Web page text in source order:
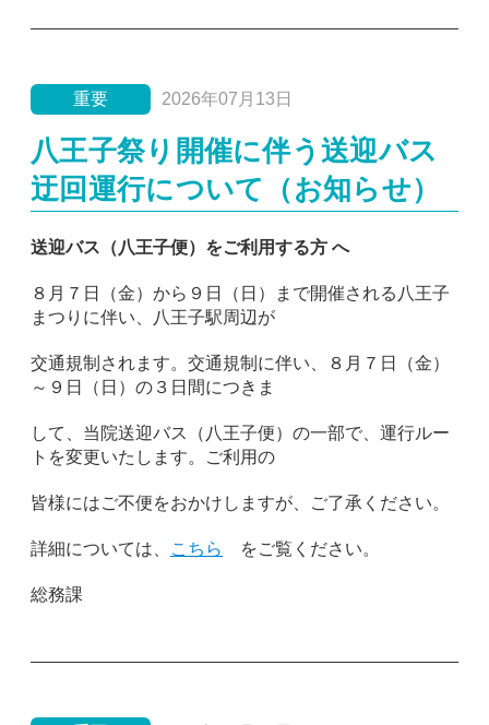
重要 2026年07月13日
八王子祭り開催に伴う送迎バス
迂回運行について（お知らせ）
送迎バス（八王子便）をご利用する方 へ
８月７日（金）から９日（日）まで開催される八王子
まつりに伴い、八王子駅周辺が
交通規制されます。交通規制に伴い、８月７日（金）
～９日（日）の３日間につきま
して、当院送迎バス（八王子便）の一部で、運行ルー
トを変更いたします。ご利用の
皆様にはご不便をおかけしますが、ご了承ください。
詳細については、 こちら をご覧ください。
総務課